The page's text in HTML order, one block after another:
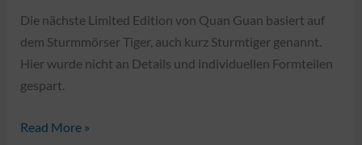
Die nächste Limited Edition von Quan Guan basiert auf
dem Sturmmörser Tiger, auch kurz Sturmtiger genannt.
Hier wurde nicht an Details und individuellen Formteilen
gespart.
Quan
Read More »